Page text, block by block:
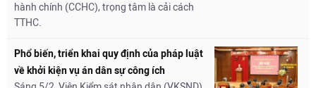
hành chính (CCHC), trọng tâm là cải cách
TTHC.
Phổ biến, triển khai quy định của pháp luật
về khởi kiện vụ án dân sự công ích